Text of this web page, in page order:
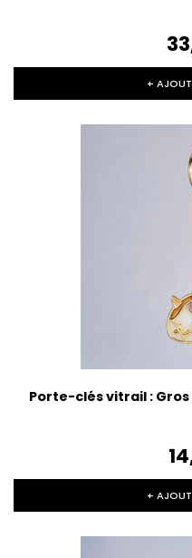
+
Porte-clés vitrail : Gros
+